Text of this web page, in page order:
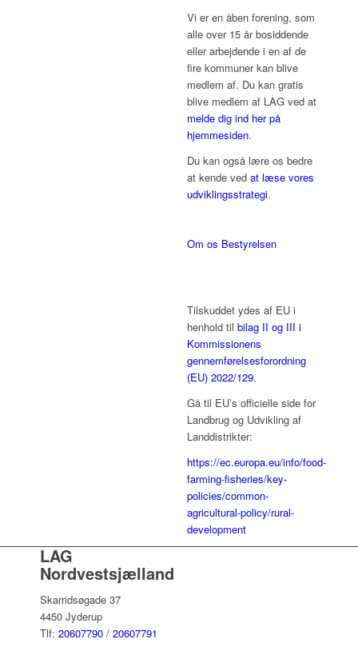
Vi er en åben forening, som
alle over 15 år bosiddende
eller arbejdende i en af de
fire kommuner kan blive
medlem af. Du kan gratis
blive medlem af LAG ved at
melde dig ind her på
hjemmesiden.
Du kan også lære os bedre
at kende vedat læse vores
udviklingsstrategi.
Om os Bestyrelsen
Tilskuddet ydes af EU i
henhold tilbilag II og III i
Kommissionens
gennemførelsesforordning
(EU) 2022/129.
Gå til EU’s officielle side for
Landbrug og Udvikling af
Landdistrikter:
https://ec.europa.eu/info/food-
farming-fisheries/key-
policies/common-
agricultural-policy/rural-
development
LAG
Nordvestsjælland
Skarridsøgade 37
4450 Jyderup
Tlf: 20607790 / 20607791